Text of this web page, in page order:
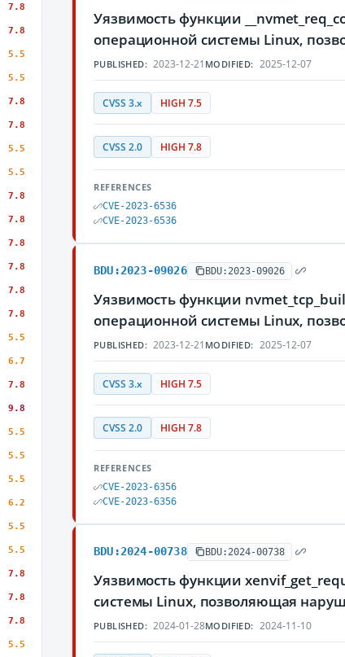
7.8
7.8
5.5
5.5
7.8
7.8
5.5
5.5
7.8
7.8
7.8
7.8
7.8
7.8
5.5
6.7
7.8
9.8
5.5
5.5
5.5
6.2
5.5
5.5
7.8
7.8
7.8
5.5
Уязвимость функции
операционной системы Linux,
PUBLISHED: 2023-12-21 MODIFIED: 2025-12-07
CVSS 3.x HIGH 7.5
CVSS 2.0 HIGH 7.8
REFERENCES
CVE-2023-6536
CVE-2023-6536
BDU:2023-09026 BDU:2023-09026
Уязвимость функции
операционной системы Linux,
PUBLISHED: 2023-12-21 MODIFIED: 2025-12-07
CVSS 3.x HIGH 7.5
CVSS 2.0 HIGH 7.8
REFERENCES
CVE-2023-6356
CVE-2023-6356
BDU:2024-00738 BDU:2024-00738
Уязвимость функции
системы Linux, позволяющая
PUBLISHED: 2024-01-28MODIFIED: 2024-11-10